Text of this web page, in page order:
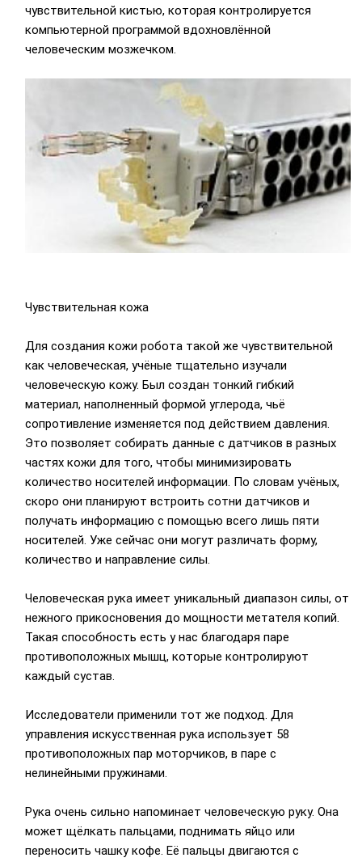
чувствительной кистью, которая контролируется
компьютерной программой вдохновлённой
человеческим мозжечком.
Чувствительная кожа
Для создания кожи робота такой же чувствительной
как человеческая, учёные тщательно изучали
человеческую кожу. Был создан тонкий гибкий
материал, наполненный формой углерода, чьё
сопротивление изменяется под действием давления.
Это позволяет собирать данные с датчиков в разных
частях кожи для того, чтобы минимизировать
количество носителей информации. По словам учёных,
скоро они планируют встроить сотни датчиков и
получать информацию с помощью всего лишь пяти
носителей. Уже сейчас они могут различать форму,
количество и направление силы.
Человеческая рука имеет уникальный диапазон силы, от
нежного прикосновения до мощности метателя копий.
Такая способность есть у нас благодаря паре
противоположных мышц, которые контролируют
каждый сустав.
Исследователи применили тот же подход. Для
управления искусственная рука использует 58
противоположных пар моторчиков, в паре с
нелинейными пружинами.
Рука очень сильно напоминает человеческую руку. Она
может щёлкать пальцами, поднимать яйцо или
переносить чашку кофе. Её пальцы двигаются с